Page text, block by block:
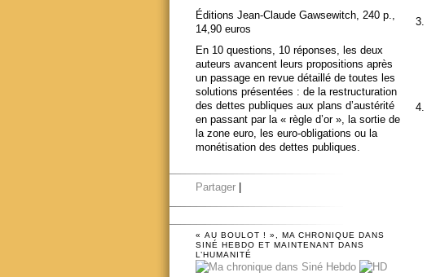
Éditions Jean-Claude Gawsewitch, 240 p.,
14,90 euros
En 10 questions, 10 réponses, les deux
auteurs avancent leurs propositions après
un passage en revue détaillé de toutes les
solutions présentées : de la restructuration
des dettes publiques aux plans d’austérité
en passant par la « règle d’or », la sortie de
la zone euro, les euro-obligations ou la
monétisation des dettes publiques.
Partager
« AU BOULOT ! », MA CHRONIQUE DANS
SINÉ HEBDO ET MAINTENANT DANS
L’HUMANITÉ